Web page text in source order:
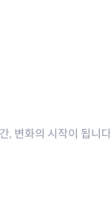
변화의 시작이 됩니